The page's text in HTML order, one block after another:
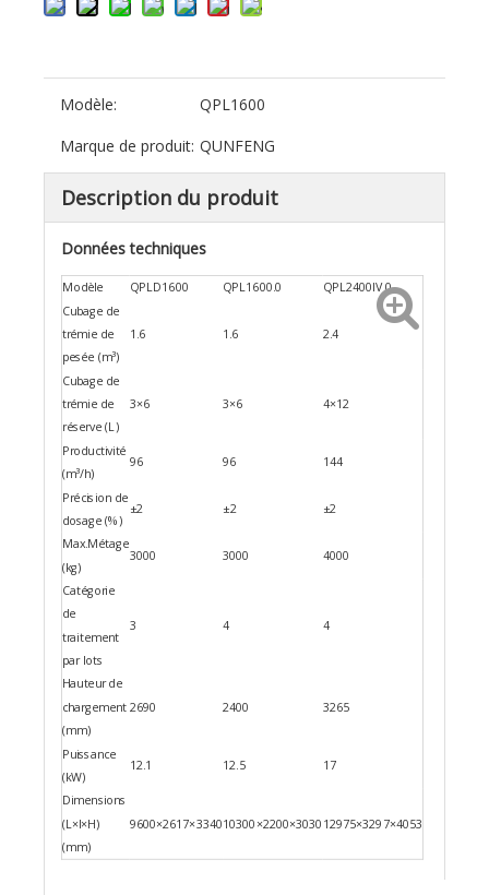
Modèle:
QPL1600
Marque de produit: QUNFENG
Description du produit
Données techniques
Modèle QPLD1600 QPL1600.0
QPL2400IV.0
Cubage de
trémie de
pesée (m³)
1.6 1.6 2.4
Cubage de
trémie de
réserve (L)
3×6 3×6 4×12
Productivité
(m³/h)
96 96 144
Précision de
dosage (%)
±2 ±2 ±2
Max.Métage
(kg)
3000 3000 4000
Catégorie
de
traitement
par lots
3 4 4
Hauteur de
chargement
(mm)
2690 2400 3265
Puissance
(kW)
12.1 12.5 17
Dimensions
(L×l×H)
(mm)
9600×2617×334010300×2200×3030 12975×3297×4053